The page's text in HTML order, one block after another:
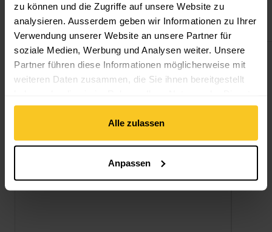
zu können und die Zugriffe auf unsere Website zu
analysieren. Ausserdem geben wir Informationen zu Ihrer
Verwendung unserer Website an unsere Partner für
soziale Medien, Werbung und Analysen weiter. Unsere
Partner führen diese Informationen möglicherweise mit
weiteren Daten zusammen, die Sie ihnen bereitgestellt
gesammelt haben.
Alle zulassen
Anpassen
Das könnte dich auch interessieren
Men`s Insect Shield Travel Pyjama ansehen CoolNet